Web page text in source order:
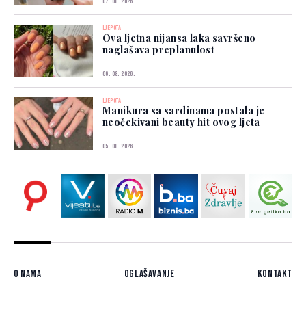
LJEPOTA
Ova ljetna nijansa laka savršeno
naglašava preplanulost
06. 08. 2026.
LJEPOTA
Manikura sa sardinama postala je
neočekivani beauty hit ovog ljeta
05. 08. 2026.
O nama Oglašavanje Kontakt